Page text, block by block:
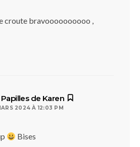
croute bravoooooooooo ,
Papilles de Karen
2024 À 12:03 PM
Bises